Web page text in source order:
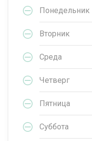
Понедельник
Вторник
Среда
Четверг
Пятница
Суббота